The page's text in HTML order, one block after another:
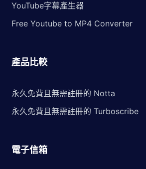
YouTube字幕產生器
Free Youtube to MP4 Converter
產品比較
永久免費且無需註冊的 Notta
永久免費且無需註冊的 Turboscribe
電子信箱